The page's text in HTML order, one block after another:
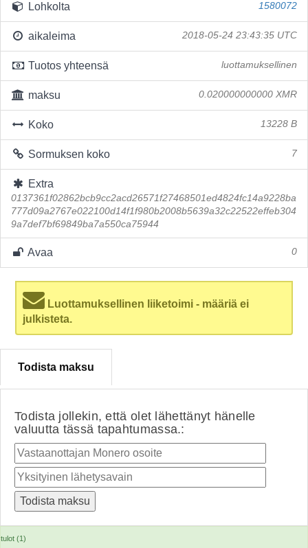
Lohkolta 1580072
aikaleima 2018-05-24 23:43:35 UTC
Tuotos yhteensä luottamuksellinen
maksu 0.020000000000 XMR
Koko 13228 B
Sormuksen koko 7
Extra
0137361f02862bcb9cc2acd26571f27468501ed4824fc14a9228ba
777d09a2767e022100d14f1f980b2008b5639a32c22522effeb304
9a7def7bf69849ba7a550ca75944
Avaa 0
Luottamuksellinen liiketoimi - määriä ei
julkisteta.
Todista maksu
Todista jollekin, että olet lähettänyt hänelle
valuutta tässä tapahtumassa.:
tulot (1)